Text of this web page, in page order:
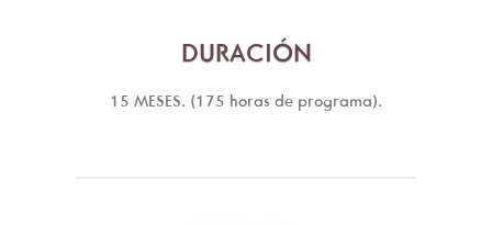
DURACIÓN
15 MESES. (175 horas de programa).